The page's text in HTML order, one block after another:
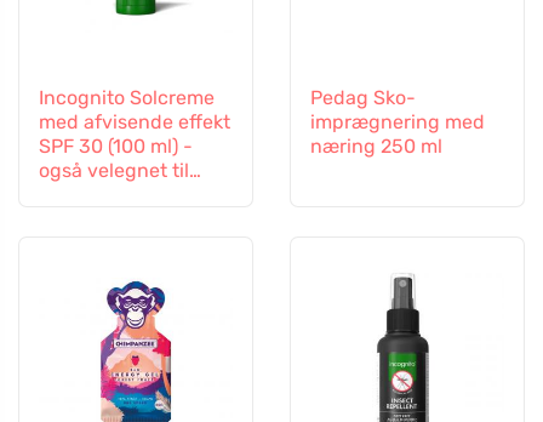
Incognito Solcreme
med afvisende effekt
SPF 30 (100 ml) -
også velegnet til
Pedag Sko-
imprægnering med
næring 250 ml